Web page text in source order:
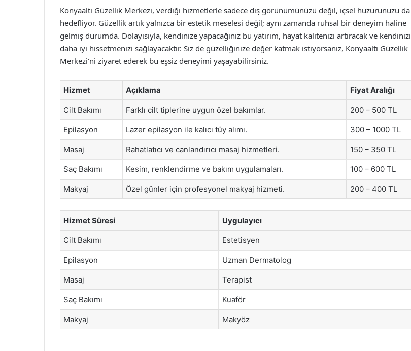
Konyaaltı Güzellik Merkezi, verdiği hizmetlerle sadece dış görünümünüzü değil, içsel huzurunuzu da
hedefliyor. Güzellik artık yalnızca bir estetik meselesi değil; aynı zamanda ruhsal bir deneyim haline
gelmiş durumda. Dolayısıyla, kendinize yapacağınız bu yatırım, hayat kalitenizi artıracak ve kendinizi
daha iyi hissetmenizi sağlayacaktır. Siz de güzelliğinize değer katmak istiyorsanız, Konyaaltı Güzellik
Merkezi’ni ziyaret ederek bu eşsiz deneyimi yaşayabilirsiniz.
Hizmet Açıklama Fiyat Aralığı
Cilt Bakımı Farklı cilt tiplerine uygun özel bakımlar. 200 – 500 TL
Epilasyon Lazer epilasyon ile kalıcı tüy alımı. 300 – 1000 TL
Masaj Rahatlatıcı ve canlandırıcı masaj hizmetleri. 150 – 350 TL
Saç Bakımı Kesim, renklendirme ve bakım uygulamaları. 100 – 600 TL
Makyaj Özel günler için profesyonel makyaj hizmeti. 200 – 400 TL
Hizmet Süresi Uygulayıcı
Cilt Bakımı Estetisyen
Epilasyon Uzman Dermatolog
Masaj Terapist
Saç Bakımı Kuaför
Makyaj Makyöz